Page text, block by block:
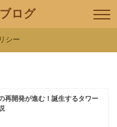
ログ
シー
再開発が進む！誕生するタワー